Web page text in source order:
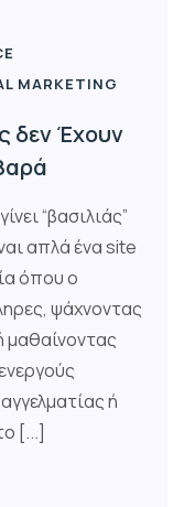
MARKETING
δεν Έχουν
“βασιλιάς”
απλά ένα site
όπου ο
ψάχνοντας
μαθαίνοντας
ή
[...]